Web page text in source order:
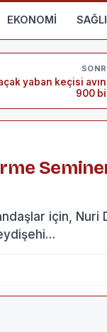
EKONOMİ
yaban keçisi
900
için, Nuri